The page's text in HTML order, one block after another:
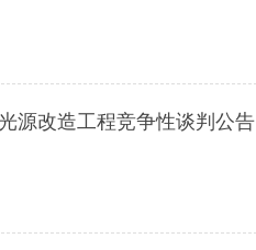
源改造工程竞争性谈判公告